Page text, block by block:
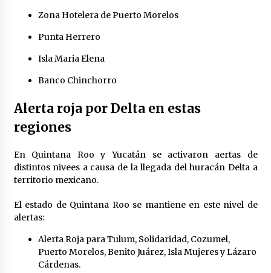
Zona Hotelera de Puerto Morelos
Punta Herrero
Isla Maria Elena
Banco Chinchorro
Alerta roja por Delta en estas
regiones
En Quintana Roo y Yucatán se activaron aertas de
distintos nivees a causa de la llegada del huracán Delta a
territorio mexicano.
El estado de Quintana Roo se mantiene en este nivel de
alertas:
Alerta Roja para Tulum, Solidaridad, Cozumel,
Puerto Morelos, Benito Juárez, Isla Mujeres y Lázaro
Cárdenas.